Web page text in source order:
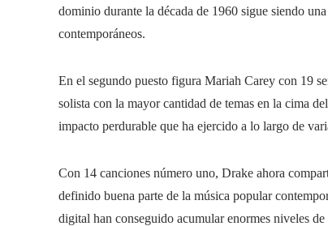
dominio durante la década de 1960 sigue siendo
contemporáneos.
En el segundo puesto figura Mariah Carey con 19
solista con la mayor cantidad de temas en la cima
impacto perdurable que ha ejercido a lo largo de
Con 14 canciones número uno, Drake ahora
definido buena parte de la música popular
digital han conseguido acumular enormes niveles